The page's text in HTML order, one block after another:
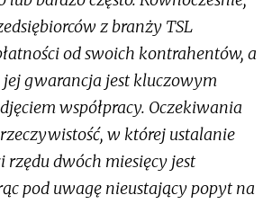
z branży TSL
od swoich kontrahentów, a
gwarancja jest kluczowym
współpracy. Oczekiwania
w której ustalanie
rzędu dwóch miesięcy jest
pod uwagę nieustający popyt na